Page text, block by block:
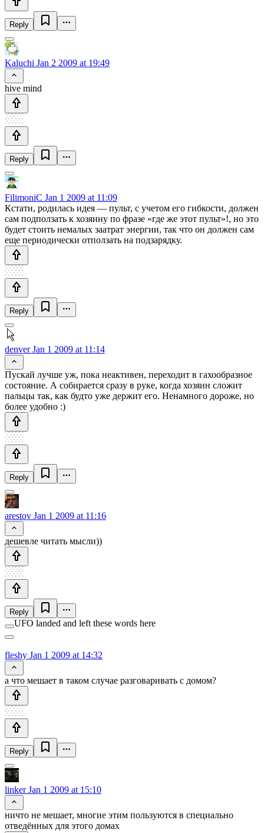
Reply
Kaluchi Jan 2 2009 at 19:49
hive mind
Reply
FilimoniC Jan 1 2009 at 11:09
Кстати, родилась идея — пульт, с учетом его гибкости, должен
сам подползать к хозяину по фразе «где же этот пульт»!, но это
будет стоить немалых заатрат энергии, так что он должен сам
еще периодически отползать на подзарядку.
Reply
denverJan 1 2009 at 11:14
Пускай лучше уж, пока неактивен, переходит в гахообразное
состояние. А собирается сразу в руке, когда хозяин сложит
пальцы так, как будто уже держит его. Ненамного дороже, но
более удобно :)
Reply
arestov Jan 1 2009 at 11:16
дешевле читать мысли))
Reply
UFO landed and left these words here
fleshy Jan 1 2009 at 14:32
а что мешает в таком случае разговаривать с домом?
Reply
linkerJan 1 2009 at 15:10
ничто не мешает, многие этим пользуются в специально
отведённых для этого домах